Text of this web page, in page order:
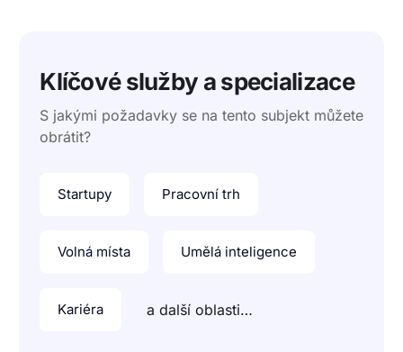
Klíčové služby a specializace
S jakými požadavky se na tento subjekt můžete
obrátit?
Startupy Pracovní trh
Volná místa Umělá inteligence
Kariéra a další oblasti…